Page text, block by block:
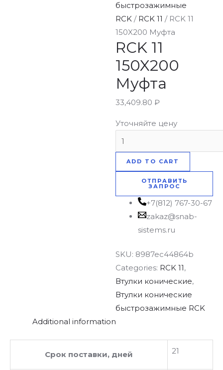
быстрозажимные
RCK / RCK 11 / RCK 11
150X200 Муфта
RCK 11
150X200
Муфта
33,409.80₽
Уточняйте цену
ADD TO CART
ОТПРАВИТЬ
ЗАПРОС
+7(812) 767-30-67
zakaz@snab-
sistems.ru
SKU: 8987ec44864b
Categories: RCK 11,
Втулки конические,
Втулки конические
быстрозажимные RCK
Additional information
Срок поставки, дней 21